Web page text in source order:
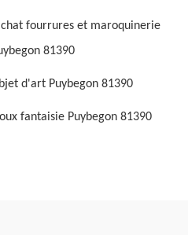
fourrures et maroquinerie
81390
d'art Puybegon 81390
fantaisie Puybegon 81390